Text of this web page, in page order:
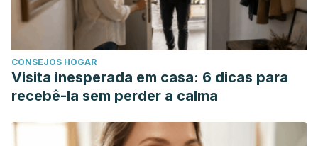
Orzuelo. ¿Qué es?Disponible
https://www.cnoo.es/que-es/el-orzuelo
MedLine Plus. [Internet].Protuberancia en el
párpado.2016. Disponible
https://medlineplus.gov/spanish/ency/article/001009.htm
CONSEJOS HOGAR
Visita inesperada em casa: 6 dicas para
recebê-la sem perder a calma